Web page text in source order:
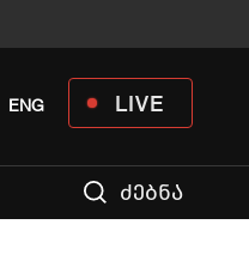
LIVE
ENG
ძებნა